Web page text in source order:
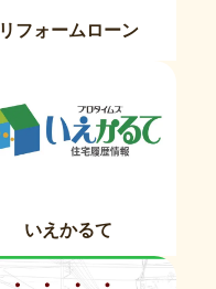
リフォームローン
いえかるて